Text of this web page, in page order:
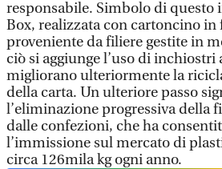
responsabile. Simbolo di questo
Box, realizzata con cartoncino in
proveniente da filiere gestite in
ciò si aggiunge l’uso di inchiostri
migliorano ulteriormente la
della carta. Un ulteriore passo
l’eliminazione progressiva della
dalle confezioni, che ha
l’immissione sul mercato di
circa 126mila kg ogni anno.